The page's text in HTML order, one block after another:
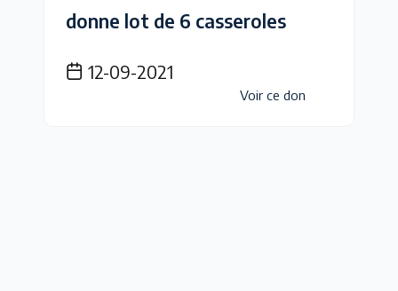
donne lot de 6 casseroles
12-09-2021
Voir ce don